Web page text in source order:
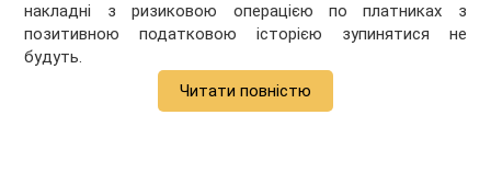
накладні з ризиковою операцією по платниках з
позитивною податковою історією зупинятися не
будуть.
Читати повністю